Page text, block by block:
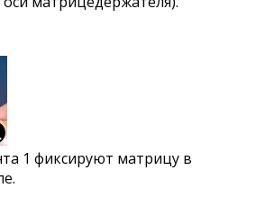
1 фиксируют матрицу в